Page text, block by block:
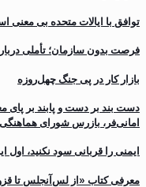
توافق با ایالات متحده بی معنی
فرصت بدون سازمان؛ تأملی
بازار کار در پی جنگ چهل‌روزه
دست بند بر دست و پابند بر پای
امانی‌فر، بازرس شورای هماهنگی
ایمنی را قربانی سود نکنید، اول
معرفی کتاب «از لس‌آنجلس تا